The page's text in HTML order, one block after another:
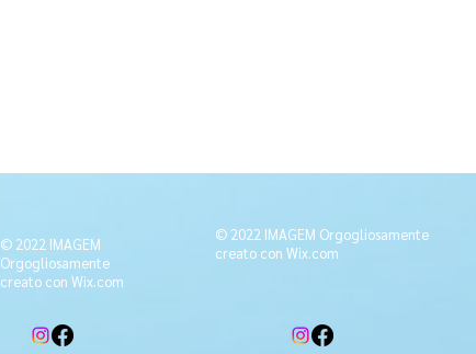
© 2022 IMAGEM
Orgogliosamente
creato con Wix.com
© 2022 IMAGEM Orgogliosamente
creato con Wix.com